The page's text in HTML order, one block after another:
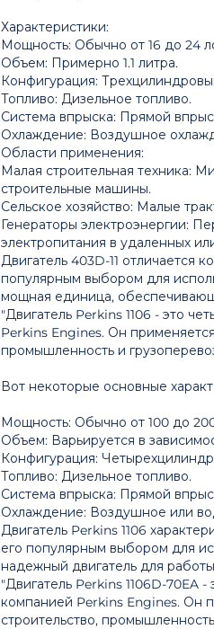
Характеристики:
Мощность: Обычно от 16 до 24
Объем: Примерно 1.1 литра.
Конфигурация:
Топливо: Дизельное топливо.
Система впрыска: Прямой
Охлаждение: Воздушное
Области применения:
Малая строительная техника:
строительные машины.
Сельское хозяйство: Малые
Генераторы электроэнергии:
электропитания в удаленных
Двигатель 403D-11 отличается
популярным выбором для
мощная единица,
"Двигатель Perkins 1106 - это
Perkins Engines. Он
промышленность и
Вот некоторые основные
Мощность: Обычно от 100 до
Объем: Варьируется в
Конфигурация:
Топливо: Дизельное топливо.
Система впрыска: Прямой
Охлаждение: Воздушное или
Двигатель Perkins 1106
его популярным выбором для
надежный двигатель для
"Двигатель Perkins 1106D-70EA
компанией Perkins Engines. Он
строительство,